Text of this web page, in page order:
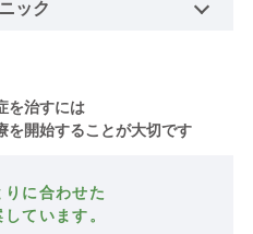
ック
を治すには
を開始することが大切です
に合わせた
ています。